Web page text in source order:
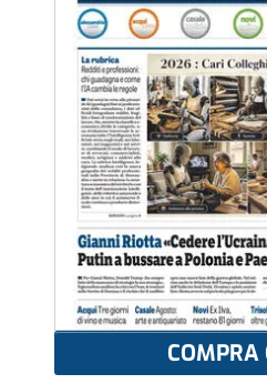
COMPRA